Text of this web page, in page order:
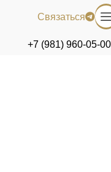
Связаться
+7 (981) 960-05-00